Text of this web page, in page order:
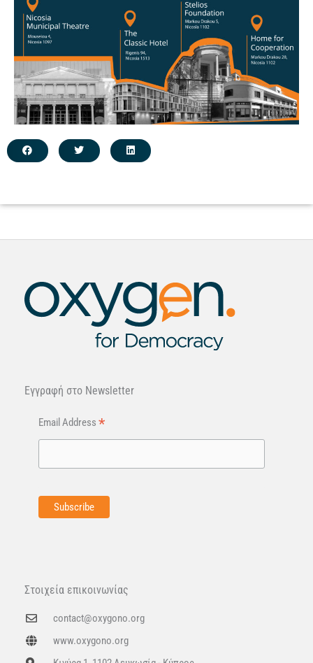
Εγγραφή στo Newsletter
Email Address *
Στοιχεία επικοινωνίας
contact@oxygono.org
www.oxygono.org